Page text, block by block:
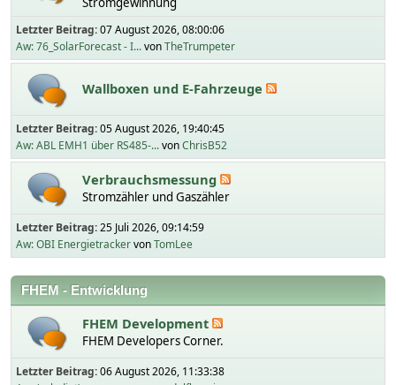
Letzter Beitrag:07 August 2026, 08:00:06
Aw: 76_SolarForecast - I...vonTheTrumpeter
Wallboxen und E-Fahrzeuge
Letzter Beitrag:05 August 2026, 19:40:45
Aw: ABL EMH1 über RS485-...vonChrisB52
Verbrauchsmessung
Stromzähler und Gaszähler
Letzter Beitrag:25 Juli 2026, 09:14:59
Aw: OBI EnergietrackervonTomLee
FHEM - Entwicklung
FHEM Development
FHEM Developers Corner.
Letzter Beitrag:06 August 2026, 11:33:38